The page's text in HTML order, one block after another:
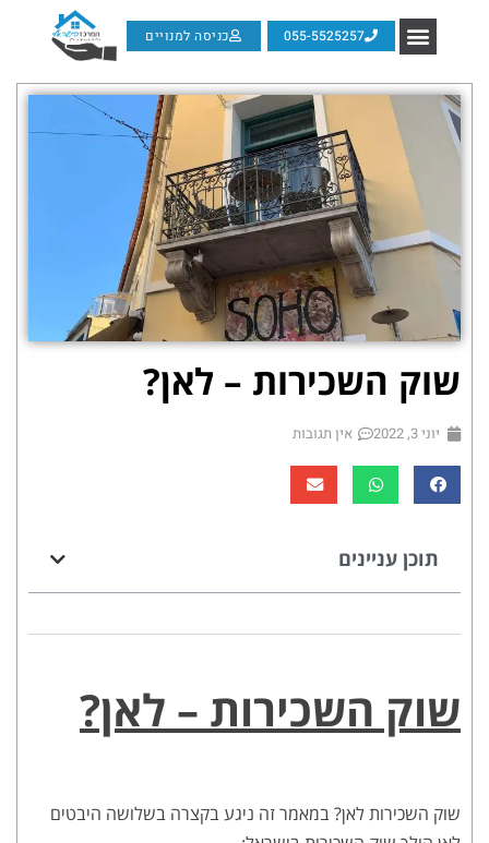
055-5525257 כניסה למנויים
שוק השכירות – לאן?
יוני 3, 2022 אין תגובות
תוכן עניינים
שוק השכירות – לאן?
שוק השכירות לאן? במאמר זה ניגע בקצרה בשלושה היבטים